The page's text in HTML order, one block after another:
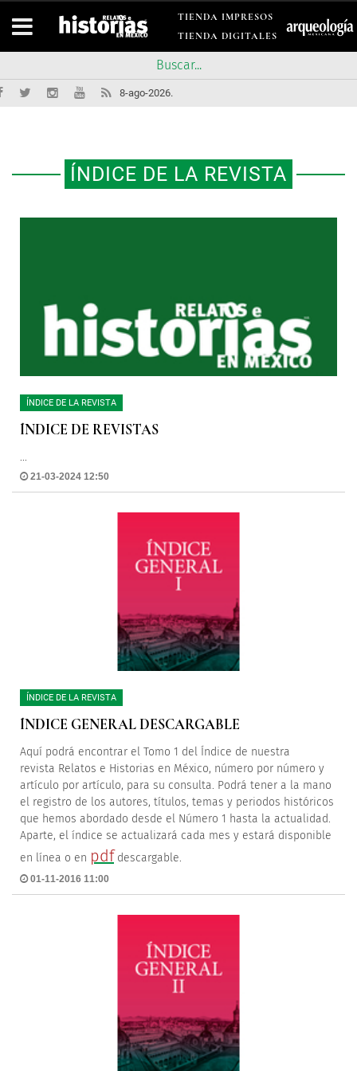
TIENDA IMPRESOS
TIENDA DIGITALES
8-ago-2026.
ÍNDICE DE LA REVISTA
ÍNDICE DE LA REVISTA
ÍNDICE DE REVISTAS
...
21-03-2024 12:50
ÍNDICE DE LA REVISTA
ÍNDICE GENERAL DESCARGABLE
Aquí podrá encontrar el Tomo 1 del Índice de nuestra
revista Relatos e Historias en México, número por número y
artículo por artículo, para su consulta. Podrá tener a la mano
el registro de los autores, títulos, temas y periodos históricos
que hemos abordado desde el Número 1 hasta la actualidad.
Aparte, el índice se actualizará cada mes y estará disponible
en línea o en pdf descargable.
01-11-2016 11:00